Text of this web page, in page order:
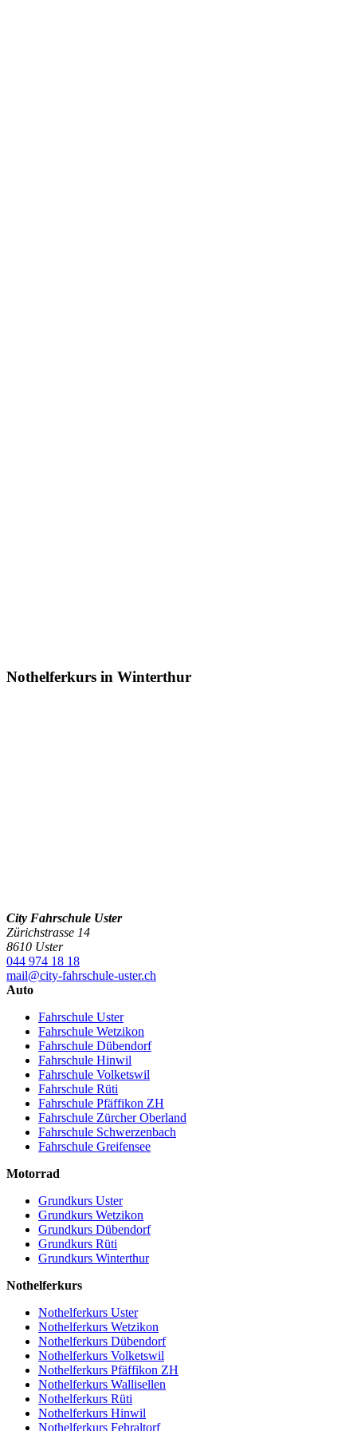
Nothelferkurs in Winterthur
City Fahrschule Uster
Zürichstrasse 14
8610 Uster
044 974 18 18
mail@city-fahrschule-uster.ch
Auto
Fahrschule Uster
Fahrschule Wetzikon
Fahrschule Dübendorf
Fahrschule Hinwil
Fahrschule Volketswil
Fahrschule Rüti
Fahrschule Pfäffikon ZH
Fahrschule Zürcher Oberland
Fahrschule Schwerzenbach
Fahrschule Greifensee
Motorrad
Grundkurs Uster
Grundkurs Wetzikon
Grundkurs Dübendorf
Grundkurs Rüti
Grundkurs Winterthur
Nothelferkurs
Nothelferkurs Uster
Nothelferkurs Wetzikon
Nothelferkurs Dübendorf
Nothelferkurs Volketswil
Nothelferkurs Pfäffikon ZH
Nothelferkurs Wallisellen
Nothelferkurs Rüti
Nothelferkurs Hinwil
Nothelferkurs Fehraltorf